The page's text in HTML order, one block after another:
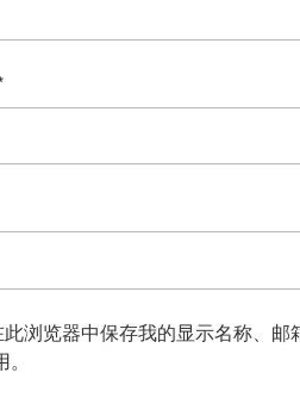
此浏览器中保存我的显示名称、